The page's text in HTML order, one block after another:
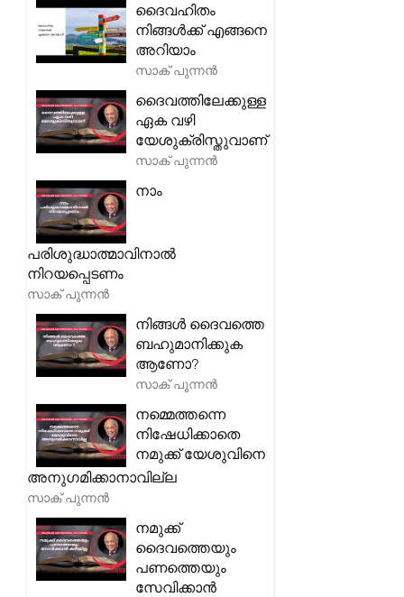
ദൈവഹിതം
നിങ്ങൾക്ക് എങ്ങനെ
അറിയാം
സാക് പുന്നൻ
ദൈവത്തിലേക്കുള്ള
ഏക വഴി
യേശുക്രിസ്തുവാണ്
സാക് പുന്നൻ
നാം
പരിശുദ്ധാത്മാവിനാൽ
നിറയപ്പെടണം
സാക് പുന്നൻ
നിങ്ങൾ ദൈവത്തെ
ബഹുമാനിക്കുക
ആണോ?
സാക് പുന്നൻ
നമ്മെത്തന്നെ
നിഷേധിക്കാതെ
നമുക്ക് യേശുവിനെ
അനുഗമിക്കാനാവില്ല
സാക് പുന്നൻ
നമുക്ക്
ദൈവത്തെയും
പണത്തെയും
സേവിക്കാൻ